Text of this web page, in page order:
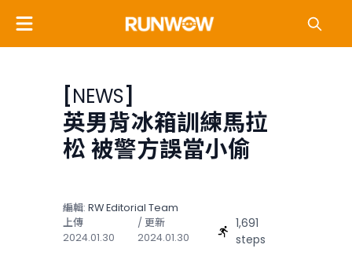
[NEWS]
英男背冰箱訓練馬拉
松 被警方誤當小偷
編輯: RW Editorial Team
上傳
2024.01.30
/ 更新
2024.01.30
1,691
steps